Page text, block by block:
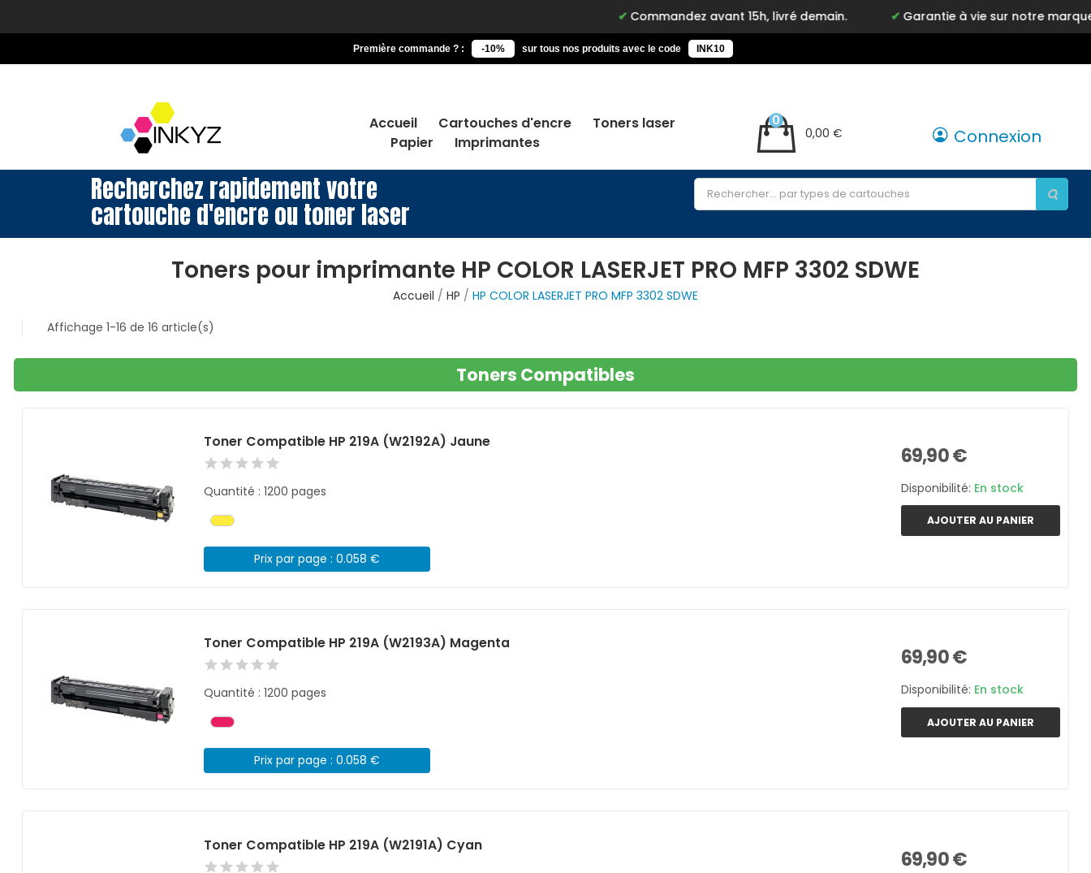
Commandez avant 15h, livré demain. Garantie à vie sur notre marque Inkyz
Première commande ? : -10% sur tous nos produits avec le code INK10
Accueil Cartouches d'encre
Toners laser
Papier
Imprimantes
0,00 €
0
Connexion
Recherchez rapidement votre
cartouche d'encre ou toner laser
Toners pour imprimante HP COLOR LASERJET PRO MFP 3302 SDWE
Accueil HP
HP COLOR LASERJET PRO MFP 3302 SDWE
Affichage 1-16 de 16 article(s)
Toners Compatibles
Toner Compatible HP 219A (W2192A) Jaune
Quantité : 1200 pages
Prix par page : 0.058 €
69,90 €
Disponibilité: En stock
AJOUTER AU PANIER
Toner Compatible HP 219A (W2193A) Magenta
Quantité : 1200 pages
Prix par page : 0.058 €
69,90 €
Disponibilité: En stock
AJOUTER AU PANIER
Toner Compatible HP 219A (W2191A) Cyan
69,90 €